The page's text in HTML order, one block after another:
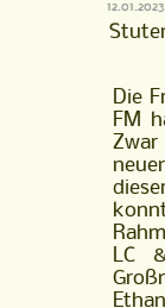
Die
FM
LC